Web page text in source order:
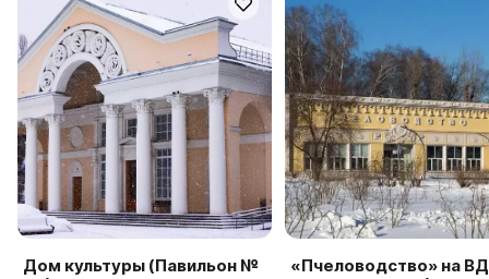
Дом культуры (Павильон №
«Пчеловодство» на